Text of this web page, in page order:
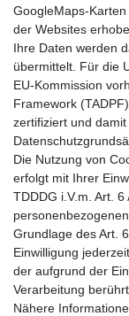
GoogleMaps-
der Websites
Ihre Daten werden
übermittelt. Für die
EU-Kommission
Framework
zertifiziert und
Die Nutzung von
erfolgt mit Ihrer
TDDDG i.V.m. Art.
Grundlage des Art.
Einwilligung
der aufgrund der
Verarbeitung berührt
Nähere